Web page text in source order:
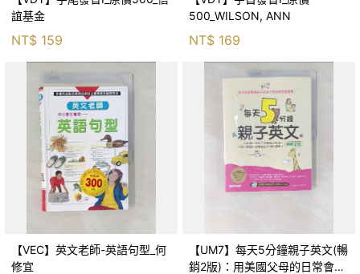
誼基金
NT$ 159
500_WILSON, ANN
NT$ 169
【VEC】英文老師-英語句型_何
修宜
【UM7】每天5分鐘親子英文(暢
銷2版)：用美國父母的日常會話